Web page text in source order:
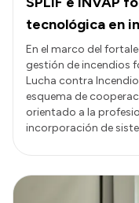
tecnológica en
En el marco del
gestión de incendios
Lucha contra
esquema de
orientado a la
incorporación de